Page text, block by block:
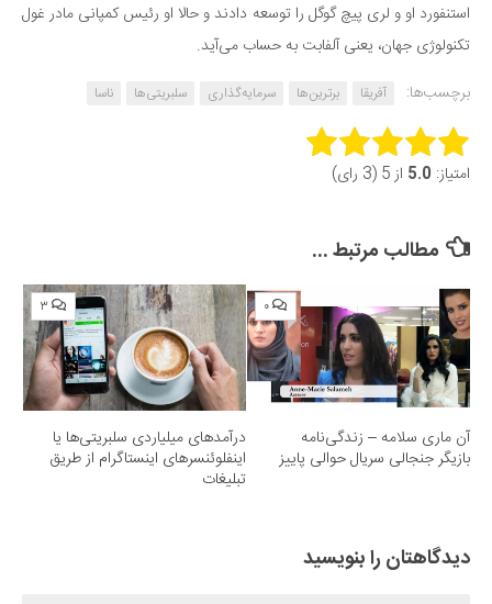
استنفورد او و لری پیچ گوگل را توسعه دادند و حالا او رئیس کمپانی مادر غول
تکنولوژی جهان، یعنی آلفابت به حساب می‌آید.
برچسب‌ها:
آفریقا برترین‌ها سرمایه‌گذاری سلبریتی‌ها ناسا
Rate this item:
امتیاز: 5.0 از 5 (3 رای)
مطالب مرتبط ...
۰
آن ماری سلامه – زندگی‌نامه
بازیگر جنجالی سریال حوالی پاییز
۳
درآمدهای میلیاردی سلبریتی‌ها یا
اینفلوئنسرهای اینستاگرام از طریق
تبلیغات
دیدگاهتان را بنویسید